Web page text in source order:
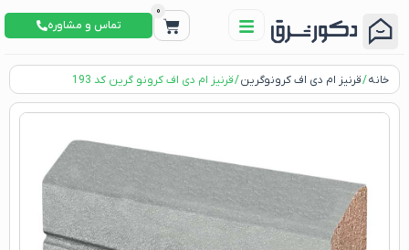
0
تماس و مشاوره
خانه/قرنیز ام دی اف کرونوگرین/ قرنیز ام دی اف کرونو گرین کد 193